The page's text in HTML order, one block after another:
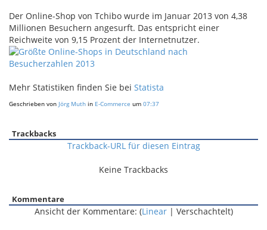
Der Online-Shop von Tchibo wurde im Januar 2013 von 4,38
Millionen Besuchern angesurft. Das entspricht einer
Reichweite von 9,15 Prozent der Internetnutzer.
Mehr Statistiken finden Sie bei Statista
Geschrieben von Jörg Muth in E-Commerce um 07:37
Trackbacks
Trackback-URL für diesen Eintrag
Keine Trackbacks
Kommentare
Ansicht der Kommentare: (Linear| Verschachtelt)